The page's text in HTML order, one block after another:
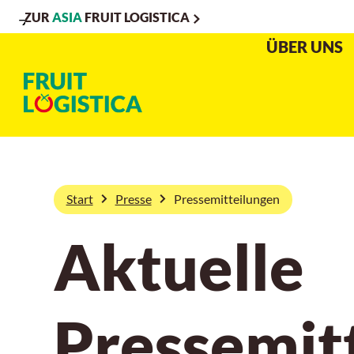
Zur
Zur
Zum
ZUR ASIA FRUIT LOGISTICA
ÜBER UNS
Start Presse Pressemitteilungen
Aktuelle